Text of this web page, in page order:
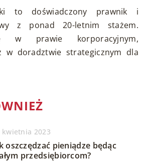
to doświadczony prawnik i
z ponad 20-letnim stażem.
w prawie korporacyjnym,
w doradztwie strategicznym dla
kwietnia 2023
oszczędzać pieniądze będąc
przedsiębiorcom?